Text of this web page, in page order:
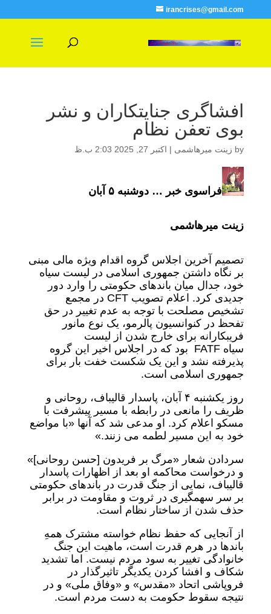
irancrises@gmail.com
افشاگری جنایتکاران و نشر
بوی تعفن نظام
by زینت میرهاشمی | اکتبر 27, 2025 2:03 ب.ظ
فراسوی خبر … دوشنبه ۵ آبان
زینت میرهاشمی
تصمیم آخرین اجلاس گروه اقدام ویژه مالی مبنی
بر نگاه داشتن جمهوری اسلامی در لیست سیاه
خود، جدال میان باندهای حکومتی را وارد دور
جدیدی کرد. اعلام تصویب CFT در مجمع
تشخیص مصلحت با توجه به عدم تغییر در حق
تفحظ در کنوانسیون پالرمو، یک نوع مانور
فریبکارانه برای خارج شدن از لیست
سیاه FATF بود که در اجلاس اخیر این گروه
پذیرفته نشد و این یک شکست خفت بار برای
جمهوری اسلامی است.
روز یکشنبه ۴ آبان، پاسدار قالیباف، روحانی و
ظریف را مانعی در رابطه با مسیر پیشرفت با
مسکو اعلام کرد. او مدعی شد که آنها «با مواضع
خود به این مسیر لطمه می زنند.»
سردادن شعار «مرگ بر فریدون [حسن روحانی]»
و درخواست محاکمه او بعد از اظهارات پاسدار
قالیباف، نمایی از جنگ قدرت در باندهای حکومتی
بر سر سهمگیری در ثروت و مقاومت در برابر
حذف شدن از ساختار نظام است.
از آنجایی که حفظ نظام خواسته مشترک همهِ
باندها در هرم قدرت است، ماهیت این جنگ
خانوادگی تغییر به سود مردم نیست. اما تشدید
شکاف و افشا کردن یکدیگر تاثیرگذار در
فروپاشی اتحاد «مقدس» و «وفاق ملی» و در
نتیجه سقوط حکومت به دست مردم است.